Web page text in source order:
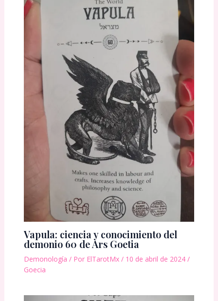
Vapula: ciencia y conocimiento del
demonio 60 de Ars Goetia
Demonología / Por ElTarotMx / 10 de abril de 2024 /
Goecia